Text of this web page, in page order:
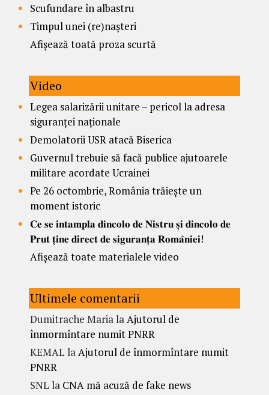
Scufundare în albastru
Timpul unei (re)nașteri
Afișează toată proza scurtă
Video
Legea salarizării unitare – pericol la adresa
siguranței naționale
Demolatorii USR atacă Biserica
Guvernul trebuie să facă publice ajutoarele
militare acordate Ucrainei
Pe 26 octombrie, România trăiește un
moment istoric
𝐂𝐞 𝐬𝐞 𝐢𝐧𝐭𝐚𝐦𝐩𝐥𝐚 𝐝𝐢𝐧𝐜𝐨𝐥𝐨 𝐝𝐞 𝐍𝐢𝐬𝐭𝐫𝐮 𝐬̦𝐢 𝐝𝐢𝐧𝐜𝐨𝐥𝐨 𝐝𝐞
𝐏𝐫𝐮𝐭 𝐭̦𝐢𝐧𝐞 𝐝𝐢𝐫𝐞𝐜𝐭 𝐝𝐞 𝐬𝐢𝐠𝐮𝐫𝐚𝐧𝐭̦𝐚 𝐑𝐨𝐦𝐚̂𝐧𝐢𝐞𝐢!
Afișează toate materialele video
Ultimele comentarii
Dumitrache MarialaAjutorul de
înmormîntare numit PNRR
KEMAL laAjutorul de înmormîntare numit
PNRR
SNL la CNA mă acuză de fake news